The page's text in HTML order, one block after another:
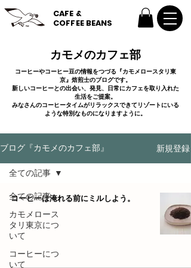
CAFE &
COFFEE BEANS
カモメのカフェ部
コーヒーやコーヒー豆の情報をつづる『カモメロースタリ東
京』焙煎士のブログです。
新しいコーヒーとの出会い、発見、日常にカフェを取り入れた
生活をご提案。
みなさんのコーヒータイムがリラックスできてリゾートにいる
ような特別なものになりますように。
ブログ『カモメのカフェ部』 新規登録
全ての記事
カモメロース
タリ東京につ
いて
コーヒーにつ
いて
全ての記事
コーヒーは淹れる前にミルしよう。